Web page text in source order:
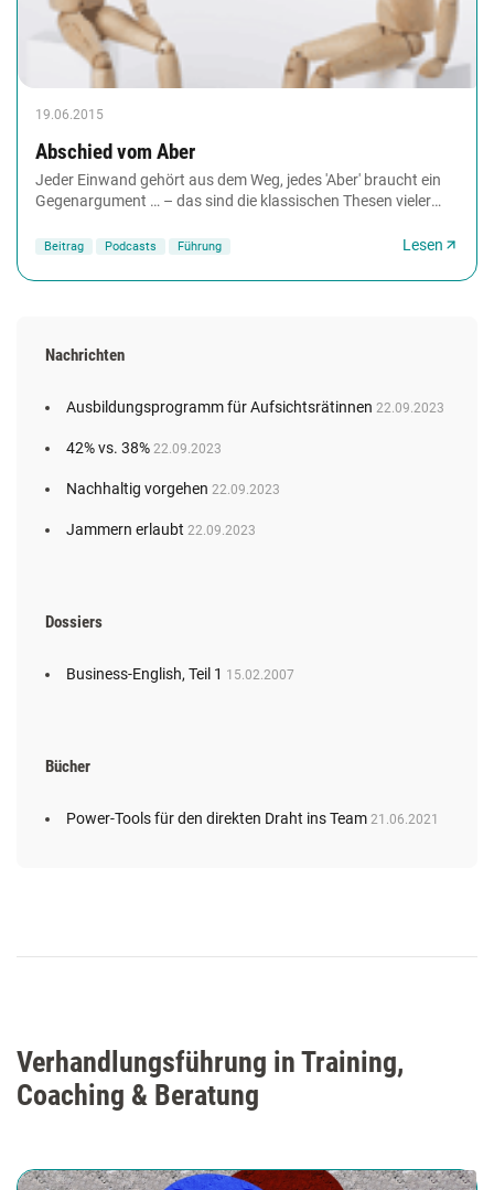
19.06.2015
Abschied vom Aber
Jeder Einwand gehört aus dem Weg, jedes 'Aber' braucht ein
Gegen­argument … – das sind die klassischen Thesen vieler
Beitrag Podcasts Führung Lesen
Nachrichten
Ausbildungsprogramm für Aufsichtsrätinnen 22.09.2023
42% vs. 38% 22.09.2023
Nachhaltig vorgehen 22.09.2023
Jammern erlaubt 22.09.2023
Dossiers
Business-English, Teil 1 15.02.2007
Bücher
Power-Tools für den direkten Draht ins Team 21.06.2021
Verhandlungsführung in Training,
Coaching & Beratung